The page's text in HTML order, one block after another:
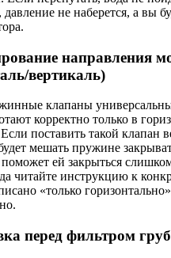
давление не наберется, а вы
направления
вертикаль)
клапаны
корректно только в
поставить такой клапан
мешать пружине
ей закрыться
читайте инструкцию к
«только
перед фильтром